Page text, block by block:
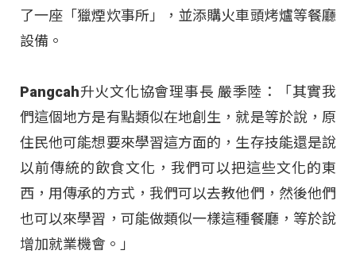
了一座「獵煙炊事所」，並添購火車頭烤爐等餐廳
設備。
Pangcah升火文化協會理事長 嚴季陸：「其實我
們這個地方是有點類似在地創生，就是等於說，原
住民他可能想要來學習這方面的，生存技能還是說
以前傳統的飲食文化，我們可以把這些文化的東
西，用傳承的方式，我們可以去教他們，然後他們
也可以來學習，可能做類似一樣這種餐廳，等於說
增加就業機會。」